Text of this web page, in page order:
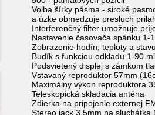
Volba šírky pásma - siroké
a úzke obmedzuje presluch
Interferenčný filter umožnuje
Nastavenie časovača spánku 1-
Zobrazenie hodín, teploty a
Budík s funkciou odkladu 1-90
Podsvietený displej s zámkom
Vstavaný reproduktor 57mm
Maximálny výkon reproduktora
Teleskopická skladacia anténa
Zdierka na pripojenie externej
Stereo jack 3,5mm na sluchátka